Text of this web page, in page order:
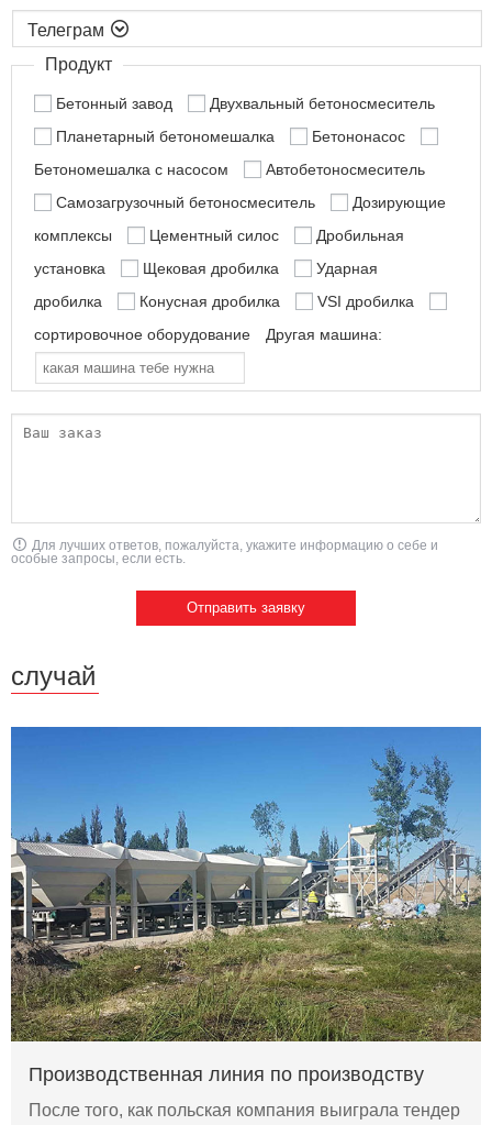

Продукт
Бетонный завод
Двухвальный бетоносмеситель
Планетарный бетономешалка
Бетононасос
Бетономешалка с насосом
Автобетоносмеситель
Самозагрузочный бетоносмеситель
Дозирующие
комплексы
Цементный силос
Дробильная
установка
Щековая дробилка
Ударная
дробилка
Конусная дробилка
VSI дробилка
сортировочное оборудование
Другая машина:
Для лучших ответов, пожалуйста, укажите информацию о себе и
особые запросы, если есть.
случай
Производственная линия по производству
После того, как польская компания выиграла тендер